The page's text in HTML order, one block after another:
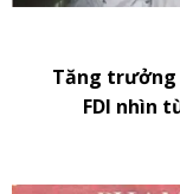
Tăng trưởng
FDI nhìn